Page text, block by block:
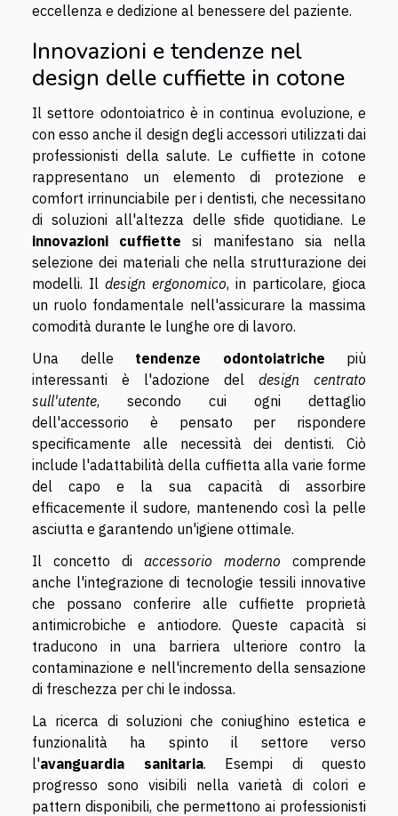
eccellenza e dedizione al benessere del paziente.
Innovazioni e tendenze nel
design delle cuffiette in cotone
Il settore odontoiatrico è in continua evoluzione, e
con esso anche il design degli accessori utilizzati dai
professionisti della salute. Le cuffiette in cotone
rappresentano un elemento di protezione e
comfort irrinunciabile per i dentisti, che necessitano
di soluzioni all'altezza delle sfide quotidiane. Le
innovazioni cuffiette si manifestano sia nella
selezione dei materiali che nella strutturazione dei
modelli. Il design ergonomico, in particolare, gioca
un ruolo fondamentale nell'assicurare la massima
comodità durante le lunghe ore di lavoro.
Una delle tendenze odontoiatriche più
interessanti è l'adozione del design centrato
sull'utente, secondo cui ogni dettaglio
dell'accessorio è pensato per rispondere
specificamente alle necessità dei dentisti. Ciò
include l'adattabilità della cuffietta alla varie forme
del capo e la sua capacità di assorbire
efficacemente il sudore, mantenendo così la pelle
asciutta e garantendo un'igiene ottimale.
Il concetto di accessorio moderno comprende
anche l'integrazione di tecnologie tessili innovative
che possano conferire alle cuffiette proprietà
antimicrobiche e antiodore. Queste capacità si
traducono in una barriera ulteriore contro la
contaminazione e nell'incremento della sensazione
di freschezza per chi le indossa.
La ricerca di soluzioni che coniughino estetica e
funzionalità ha spinto il settore verso
l'avanguardia sanitaria. Esempi di questo
progresso sono visibili nella varietà di colori e
pattern disponibili, che permettono ai professionisti